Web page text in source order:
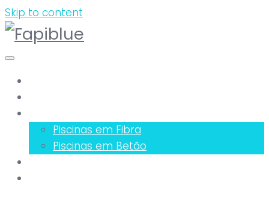
Skip to content
Piscinas em Fibra
Piscinas em Betão